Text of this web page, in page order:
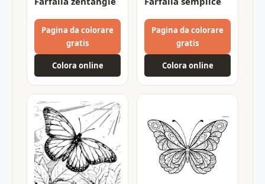
Pagina da colorare
gratis
Colora online
Pagina da colorare
gratis
Colora online